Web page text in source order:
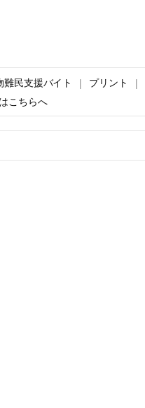
民支援バイト プリント
こちらへ